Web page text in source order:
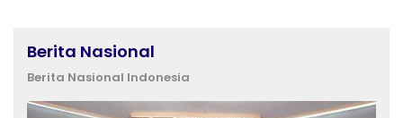
Berita Nasional
Berita Nasional Indonesia